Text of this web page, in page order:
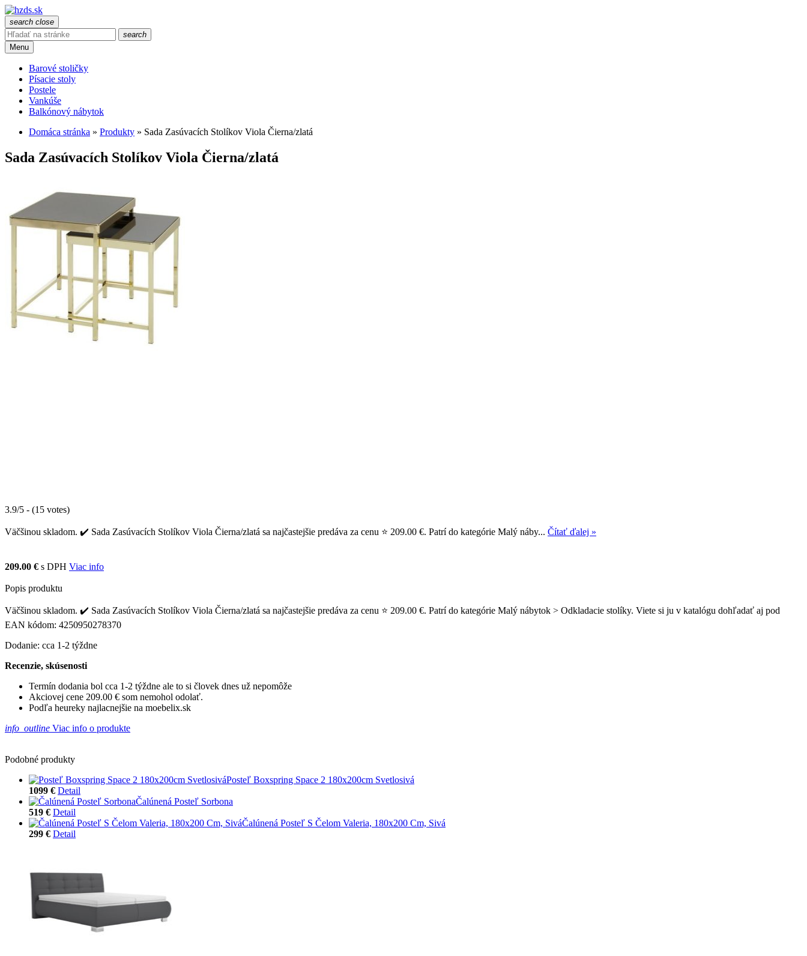
search close
search
Menu
Barové stoličky
Písacie stoly
Postele
Vankúše
Balkónový nábytok
Domáca stránka » Produkty » Sada Zasúvacích Stolíkov Viola Čierna/zlatá
Sada Zasúvacích Stolíkov Viola Čierna/zlatá
3.9/5 - (15 votes)
Väčšinou skladom. ✔️ Sada Zasúvacích Stolíkov Viola Čierna/zlatá sa najčastejšie predáva za cenu ⭐ 209.00 €. Patrí do kategórie Malý náby... Čítať ďalej »
209.00 € s DPH Viac info
Popis produktu
Väčšinou skladom. ✔️ Sada Zasúvacích Stolíkov Viola Čierna/zlatá sa najčastejšie predáva za cenu ⭐ 209.00 €. Patrí do kategórie Malý nábytok > Odkladacie stolíky. Viete si ju v katalógu dohľadať aj pod
EAN kódom: 4250950278370
Dodanie: cca 1-2 týždne
Recenzie, skúsenosti
Termín dodania bol cca 1-2 týždne ale to si človek dnes už nepomôže
Akciovej cene 209.00 € som nemohol odolať.
Podľa heureky najlacnejšie na moebelix.sk
info_outline Viac info o produkte
Podobné produkty
Posteľ Boxspring Space 2 180x200cm Svetlosivá
1099 € Detail
Čalúnená Posteľ Sorbona
519 € Detail
Čalúnená Posteľ S Čelom Valeria, 180x200 Cm, Sivá
299 € Detail